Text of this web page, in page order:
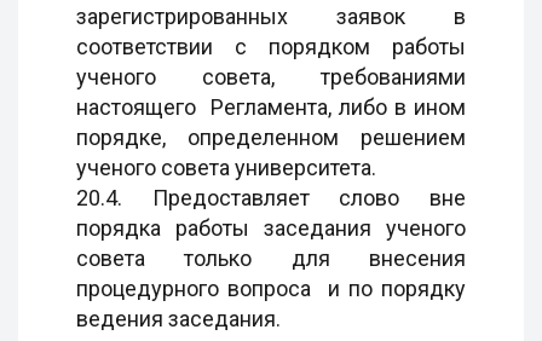
зарегистрированных заявок в
соответствии с порядком работы
ученого совета, требованиями
настоящего Регламента, либо в ином
порядке, определенном решением
ученого совета университета.
20.4. Предоставляет слово вне
порядка работы заседания ученого
совета только для внесения
процедурного вопроса и по порядку
ведения заседания.